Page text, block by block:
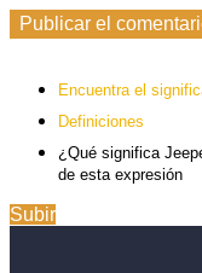
Encuentra el
Definiciones
¿Qué significa
de esta expresión
Subir